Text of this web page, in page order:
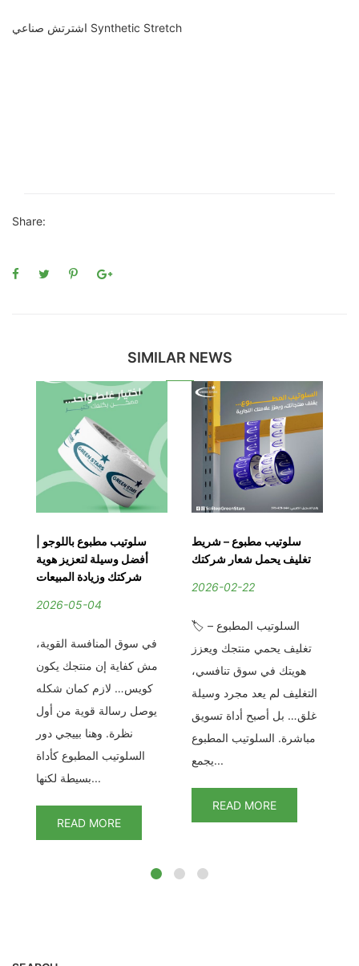
اشترتش صناعي Synthetic Stretch
Share:
SIMILAR NEWS
سلوتيب مطبوع باللوجو |
أفضل وسيلة لتعزيز هوية
شركتك وزيادة المبيعات
2026-05-04
في سوق المنافسة القوية،
مش كفاية إن منتجك يكون
كويس… لازم كمان شكله
يوصل رسالة قوية من أول
نظرة. وهنا بييجي دور
السلوتيب المطبوع كأداة
بسيطة لكنها...
READ MORE
سلوتيب مطبوع – شريط
تغليف يحمل شعار شركتك
2026-02-22
🏷️ السلوتيب المطبوع –
تغليف يحمي منتجك ويعزز
هويتك في سوق تنافسي،
التغليف لم يعد مجرد وسيلة
غلق… بل أصبح أداة تسويق
مباشرة. السلوتيب المطبوع
يجمع...
READ MORE